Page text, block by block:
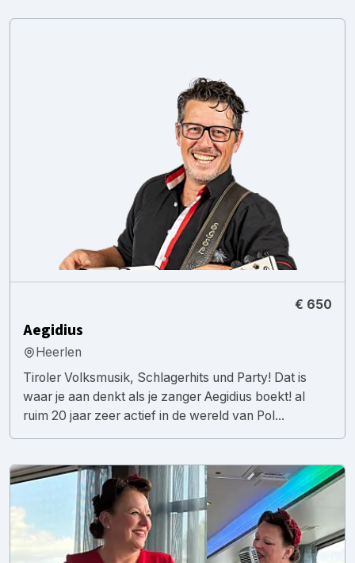
€ 650
Aegidius
Heerlen
Tiroler Volksmusik, Schlagerhits und Party! Dat is
waar je aan denkt als je zanger Aegidius boekt! al
ruim 20 jaar zeer actief in de wereld van Pol...